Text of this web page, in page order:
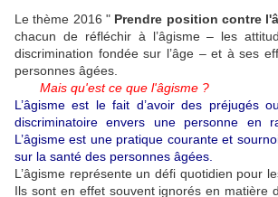
Le thème 2016 " Prendre position contre
chacun de réfléchir à l’âgisme – les
discrimination fondée sur l’âge – et à ses
personnes âgées.
Mais qu'est ce que l'âgisme ?
L’âgisme est le fait d’avoir des préjugés
discriminatoire envers une personne en
L’âgisme est une pratique courante et
sur la santé des personnes âgées.
L’âgisme représente un défi quotidien pour
Ils sont en effet souvent ignorés en matière